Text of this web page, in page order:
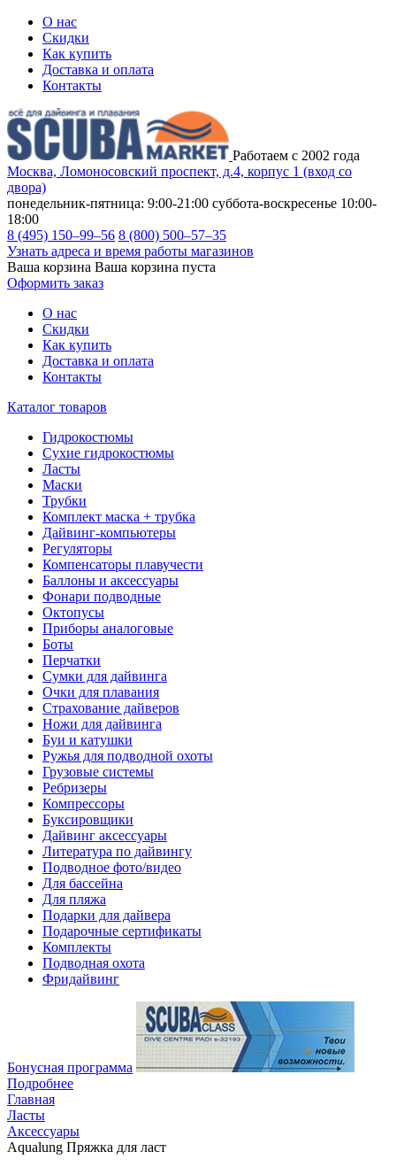
О нас
Скидки
Как купить
Доставка и оплата
Контакты
Работаем с 2002 года
Москва, Ломоносовский проспект, д.4, корпус 1 (вход со
двора)
понедельник-пятница: 9:00-21:00 суббота-воскресенье 10:00-
18:00
8 (495) 150–99–56 8 (800) 500–57–35
Узнать адреса и время работы магазинов
Ваша корзина Ваша корзина пуста
Оформить заказ
О нас
Скидки
Как купить
Доставка и оплата
Контакты
Каталог товаров
Гидрокостюмы
Сухие гидрокостюмы
Ласты
Маски
Трубки
Комплект маска + трубка
Дайвинг-компьютеры
Регуляторы
Компенсаторы плавучести
Баллоны и аксессуары
Фонари подводные
Октопусы
Приборы аналоговые
Боты
Перчатки
Сумки для дайвинга
Очки для плавания
Страхование дайверов
Ножи для дайвинга
Буи и катушки
Ружья для подводной охоты
Грузовые системы
Ребризеры
Компрессоры
Буксировщики
Дайвинг аксессуары
Литература по дайвингу
Подводное фото/видео
Для бассейна
Для пляжа
Подарки для дайвера
Подарочные сертификаты
Комплекты
Подводная охота
Фридайвинг
Бонусная программа
Подробнее
Главная
Ласты
Аксессуары
Aqualung Пряжка для ласт